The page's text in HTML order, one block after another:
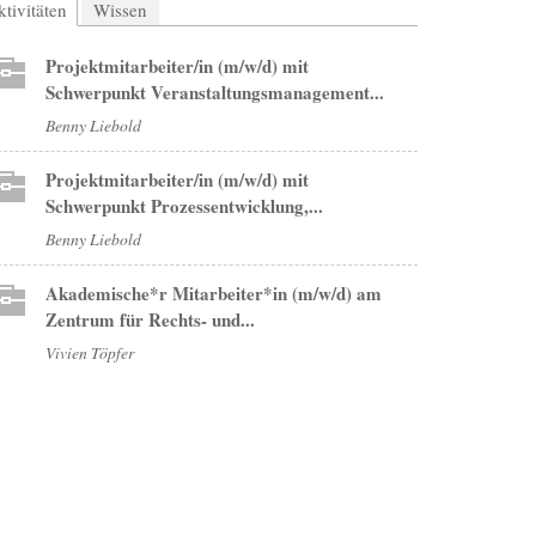
(aktiver Reiter)
Wissen
Projektmitarbeiter/in (m/w/d) mit
Schwerpunkt Veranstaltungsmanagement...
Benny Liebold
Projektmitarbeiter/in (m/w/d) mit
Schwerpunkt Prozessentwicklung,...
Benny Liebold
Akademische*r Mitarbeiter*in (m/w/d) am
Zentrum für Rechts- und...
Vivien Töpfer